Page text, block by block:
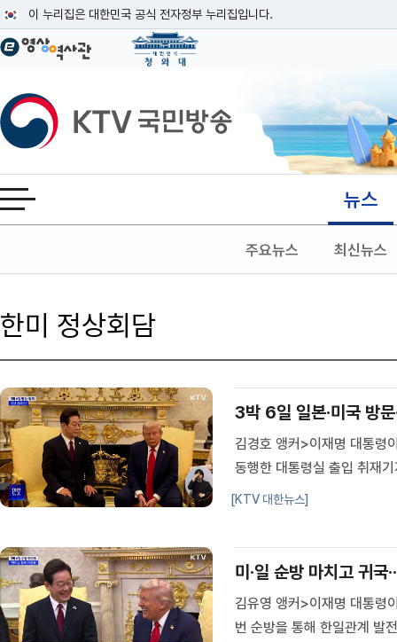
이 누리집은 대한민국 공식 전자정부 누리집입니다.
공식 누리집 주소 확인하기
이밖에 or.kr 또는 .kr등 다른 도메인 주소를 사용하고 있다면 아래 URL에서
운영중인 공식 누리집보기
KTV국민방송
전체메뉴 열기 뉴스
주요뉴스 최신뉴스
본문
한미 정상회담
3박 6일 일본·미국 방문
김경호 앵커>이재명 대통령
동행한 대통령실 출입 취재
과부터 짚어주시죠.최영은
[KTV 대한뉴스]
미·일 순방 마치고 귀국
김유영 앵커>이재명 대통령
번 순방을 통해 한일관계 발
검색 조건
검색어 입력
검색